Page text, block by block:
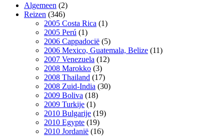
Algemeen (2)
Reizen (346)
2005 Costa Rica (1)
2005 Perú (1)
2006 Cappadocië (5)
2006 Mexico, Guatemala, Belize (11)
2007 Venezuela (12)
2008 Marokko (3)
2008 Thailand (17)
2008 Zuid-India (30)
2009 Boliva (18)
2009 Turkije (1)
2010 Bulgarije (19)
2010 Egypte (19)
2010 Jordanië (16)